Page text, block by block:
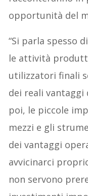
opportunità del
“Si parla spesso
le attività
utilizzatori finali
dei reali vantaggi
poi, le piccole
mezzi e gli
dei vantaggi
avvicinarci
non servono